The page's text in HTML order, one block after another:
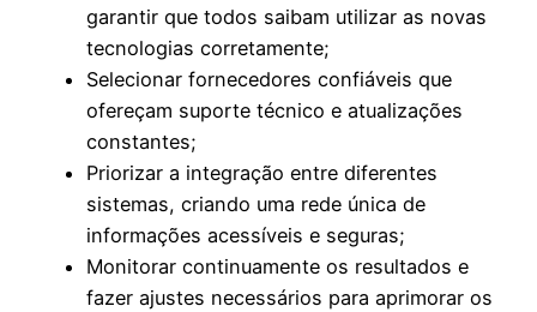
garantir que todos saibam utilizar as novas
tecnologias corretamente;
Selecionar fornecedores confiáveis que
ofereçam suporte técnico e atualizações
constantes;
Priorizar a integração entre diferentes
sistemas, criando uma rede única de
informações acessíveis e seguras;
Monitorar continuamente os resultados e
fazer ajustes necessários para aprimorar os